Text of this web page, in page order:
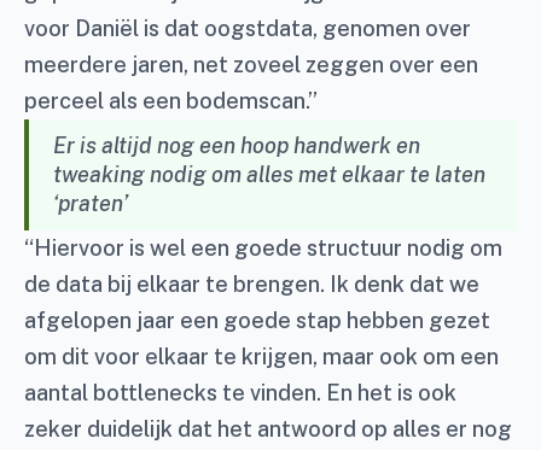
voor Daniël is dat oogstdata, genomen over
meerdere jaren, net zoveel zeggen over een
perceel als een bodemscan.”
Er is altijd nog een hoop handwerk en
tweaking nodig om alles met elkaar te laten
‘praten’
“Hiervoor is wel een goede structuur nodig om
de data bij elkaar te brengen. Ik denk dat we
afgelopen jaar een goede stap hebben gezet
om dit voor elkaar te krijgen, maar ook om een
aantal bottlenecks te vinden. En het is ook
zeker duidelijk dat het antwoord op alles er nog